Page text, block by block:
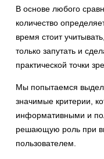
В основе любого
количество
время стоит
только запутать и
практической точки
Мы попытаемся
значимые критерии,
информативными и
решающую роль при
пользователем.